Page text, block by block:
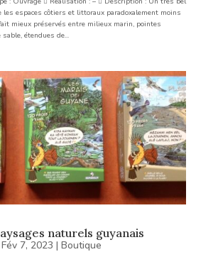
les espaces côtiers et littoraux paradoxalement moins
mieux préservés entre milieux marin, pointes
étendues de...
naturels guyanais
Fév 7, 2023 | Boutique